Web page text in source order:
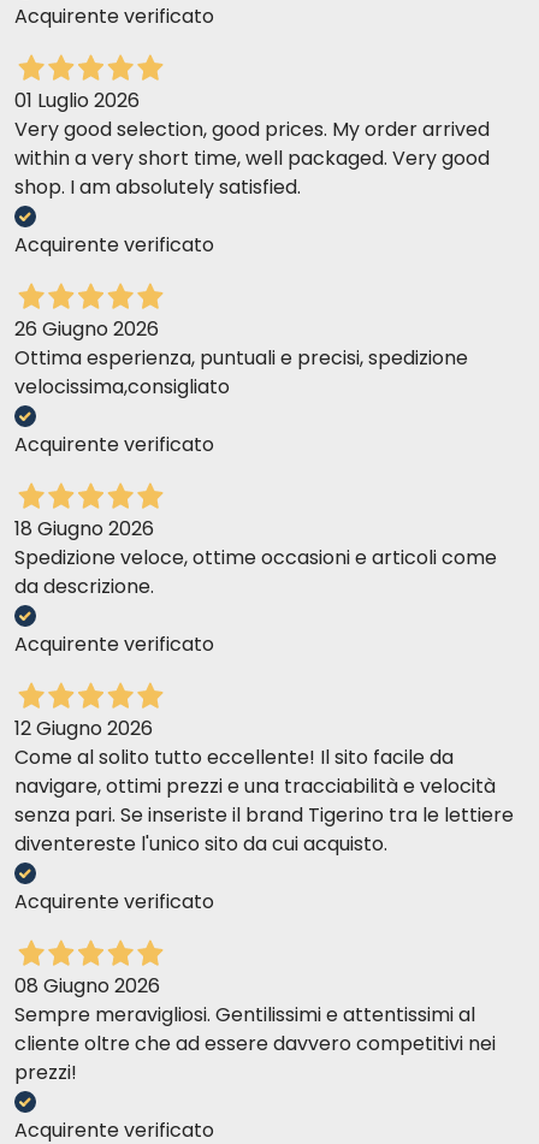
Acquirente verificato
01 Luglio 2026
Very good selection, good prices. My order arrived
within a very short time, well packaged. Very good
shop. I am absolutely satisfied.
Acquirente verificato
26 Giugno 2026
Ottima esperienza, puntuali e precisi, spedizione
velocissima,consigliato
Acquirente verificato
18 Giugno 2026
Spedizione veloce, ottime occasioni e articoli come
da descrizione.
Acquirente verificato
12 Giugno 2026
Come al solito tutto eccellente! Il sito facile da
navigare, ottimi prezzi e una tracciabilità e velocità
senza pari. Se inseriste il brand Tigerino tra le lettiere
diventereste l'unico sito da cui acquisto.
Acquirente verificato
08 Giugno 2026
Sempre meravigliosi. Gentilissimi e attentissimi al
cliente oltre che ad essere davvero competitivi nei
prezzi!
Acquirente verificato